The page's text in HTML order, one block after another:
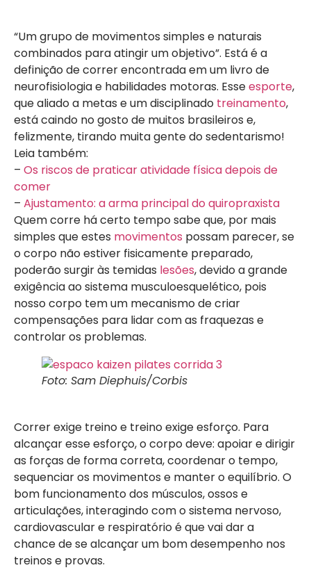
“Um grupo de movimentos simples e naturais
combinados para atingir um objetivo”. Está é a
definição de correr encontrada em um livro de
neurofisiologia e habilidades motoras. Esseesporte,
que aliado a metas e um disciplinado treinamento,
está caindo no gosto de muitos brasileiros e,
felizmente, tirando muita gente do sedentarismo!
Leia também:
– Os riscos de praticar atividade física depois de
comer
– Ajustamento: a arma principal do quiropraxista
Quem corre há certo tempo sabe que, por mais
simples que estes movimentos possam parecer, se
o corpo não estiver fisicamente preparado,
poderão surgir às temidas lesões, devido a grande
exigência ao sistema musculoesquelético, pois
nosso corpo tem um mecanismo de criar
compensações para lidar com as fraquezas e
controlar os problemas.
Foto: Sam Diephuis/Corbis
Correr exige treino e treino exige esforço. Para
alcançar esse esforço, o corpo deve: apoiar e dirigir
as forças de forma correta, coordenar o tempo,
sequenciar os movimentos e manter o equilíbrio. O
bom funcionamento dos músculos, ossos e
articulações, interagindo com o sistema nervoso,
cardiovascular e respiratório é que vai dar a
chance de se alcançar um bom desempenho nos
treinos e provas.